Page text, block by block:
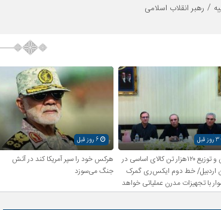
/ رهبر انقلاب اسلامی
3 روز قبل
تأمین و توزیع ۱۲۰هزار تن کالای اساسی در
اردبیل/ خط دوم ایکس‌ری گمرک
با تجهیزات مدرن عملیاتی خواهد
6 روز قبل
هرکس خود را سپر آمریکا کند در آتش
جنگ می‌سوزد